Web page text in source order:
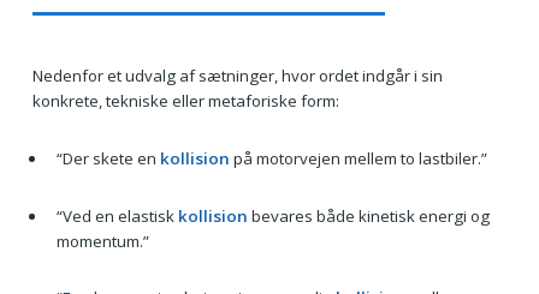
Nedenfor et udvalg af sætninger, hvor ordet indgår i sin
konkrete, tekniske eller metaforiske form:
“Der skete en kollision på motorvejen mellem to lastbiler.”
“Ved en elastisk kollision bevares både kinetisk energi og
momentum.”